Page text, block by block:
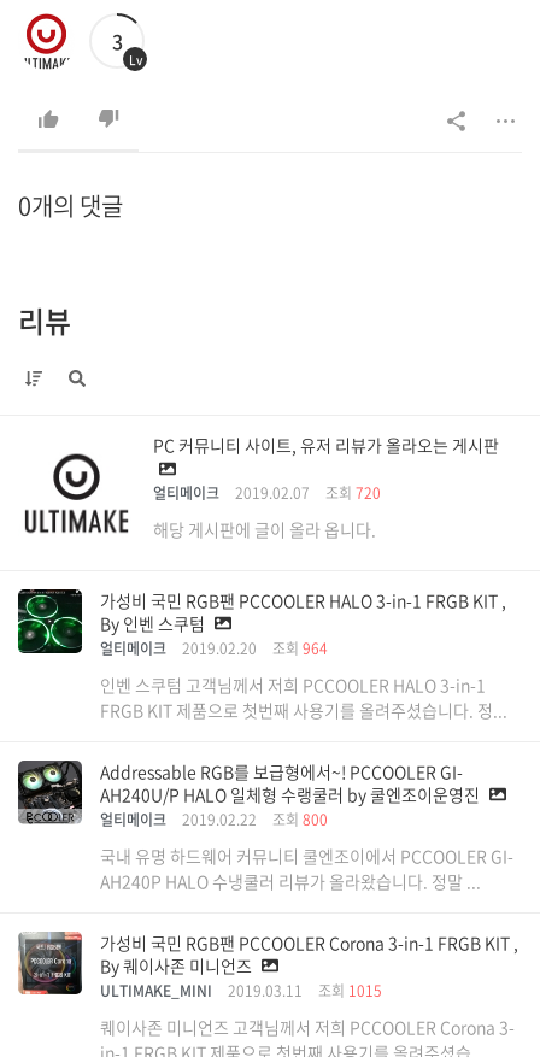
3
Lv
0개의 댓글
리뷰
PC 커뮤니티 사이트, 유저 리뷰가 올라오는 게시판
얼티메이크 2019.02.07 조회 720
해당 게시판에 글이 올라 옵니다.
가성비 국민 RGB팬 PCCOOLER HALO 3-in-1 FRGB KIT ,
By 인벤 스쿠텀
얼티메이크 2019.02.20 조회 964
인벤 스쿠텀 고객님께서 저희 PCCOOLER HALO 3-in-1
FRGB KIT 제품으로 첫번째 사용기를 올려주셨습니다. 정...
Addressable RGB를 보급형에서~! PCCOOLER GI-
AH240U/P HALO 일체형 수랭쿨러 by 쿨엔조이운영진
얼티메이크 2019.02.22 조회 800
국내 유명 하드웨어 커뮤니티 쿨엔조이에서 PCCOOLER GI-
AH240P HALO 수냉쿨러 리뷰가 올라왔습니다. 정말 ...
가성비 국민 RGB팬 PCCOOLER Corona 3-in-1 FRGB KIT ,
By 퀘이사존 미니언즈
ULTIMAKE_MINI 2019.03.11 조회 1015
퀘이사존 미니언즈 고객님께서 저희 PCCOOLER Corona 3-
in-1 FRGB KIT 제품으로 첫번째 사용기를 올려주셨습...